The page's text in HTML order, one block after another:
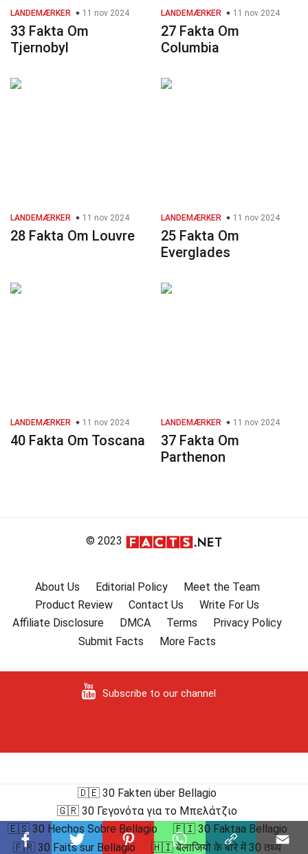
LANDEMÆRKER 11 nov 2024
33 Fakta Om
Tjernobyl
LANDEMÆRKER 11 nov 2024
27 Fakta Om
Columbia
LANDEMÆRKER 11 nov 2024
28 Fakta Om Louvre
LANDEMÆRKER 11 nov 2024
25 Fakta Om
Everglades
LANDEMÆRKER 11 nov 2024
40 Fakta Om Toscana
LANDEMÆRKER 11 nov 2024
37 Fakta Om
Parthenon
© 2023
About Us Editorial Policy
Meet the Team
Product Review
Contact Us
Write For Us
Affiliate Disclosure
DMCA Terms
Privacy Policy
Submit Facts
More Facts
Subscribe to our channel
🇩🇪 30 Fakten über Bellagio
🇬🇷 30 Γεγονότα για το Μπελάτζιο
🇪🇸 30 Hechos Sobre Bellagio
🇫🇮 30 Faktaa Bellagio
🇫🇷 30 Faits sur Bellagio
🇭🇮 बेलाजियो के बारे में 30 तथ्य